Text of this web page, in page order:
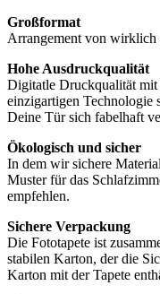
Großformat
Arrangement von wirklich
Hohe Ausdruckqualität
Digitatle Druckqualität
einzigartigen Technologie
Deine Tür sich fabelhaft
Ökologisch und sicher
In dem wir sichere
Muster für das
empfehlen.
Sichere Verpackung
Die Fototapete ist
stabilen Karton, der die
Karton mit der Tapete